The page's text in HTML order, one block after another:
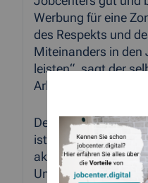
Werbung für eine
des Respekts und
Miteinanders in den
leisten“, sagt der
Arbeitslosigkeit
Der Geschäftsführer
ist dankbar, dass
aktiven Kontakt
Unterstützung der